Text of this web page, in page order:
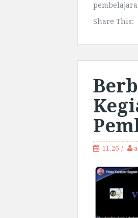
Share This:
11.26